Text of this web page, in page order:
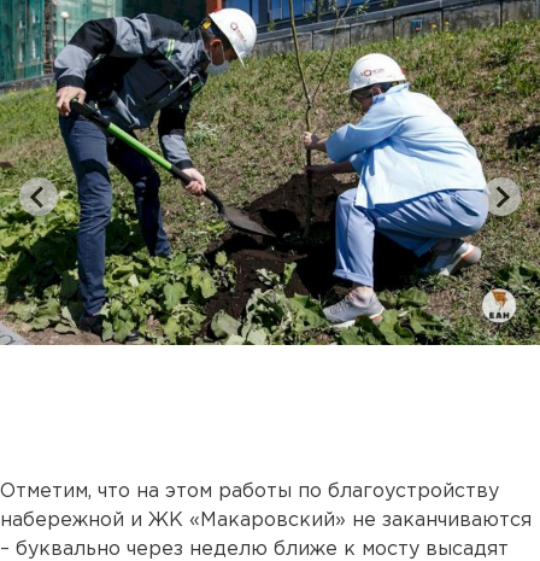
Отметим, что на этом работы по благоустройству
набережной и ЖК «Макаровский» не заканчиваются
– буквально через неделю ближе к мосту высадят